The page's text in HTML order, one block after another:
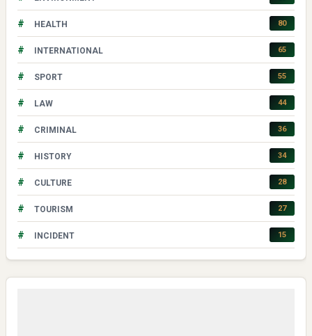
# HEALTH 80
# INTERNATIONAL 65
# SPORT 55
# LAW 44
# CRIMINAL 36
# HISTORY 34
# CULTURE 28
# TOURISM 27
# INCIDENT 15